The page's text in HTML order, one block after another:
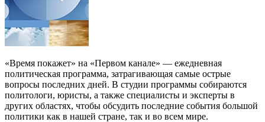
«Время покажет» на «Первом канале» — ежедневная
политическая программа, затрагивающая самые острые
вопросы последних дней. В студии программы собираются
политологи, юристы, а также специалисты и эксперты в
других областях, чтобы обсудить последние события большой
политики как в нашей стране, так и во всем мире.